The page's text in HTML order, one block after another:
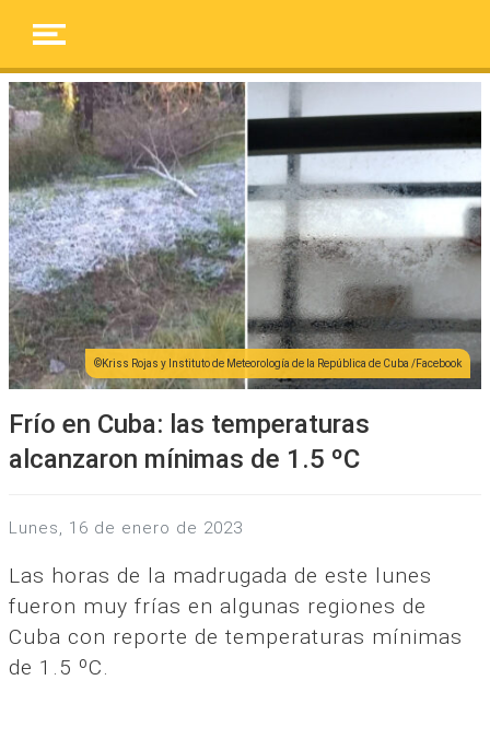
Kriss Rojas y Instituto de Meteorología de la República de Cuba /Facebook
Frío en Cuba: las temperaturas
alcanzaron mínimas de 1.5 ºC
lunes, 16 de enero de 2023
Las horas de la madrugada de este lunes
fueron muy frías en algunas regiones de
Cuba con reporte de temperaturas mínimas
de 1.5 ºC.